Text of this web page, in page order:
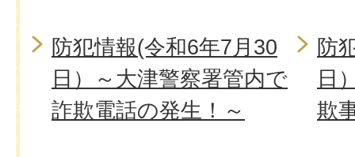
防犯情報(令和6年7月30
日）～大津警察署管内で
詐欺電話の発生！～
防
日
欺